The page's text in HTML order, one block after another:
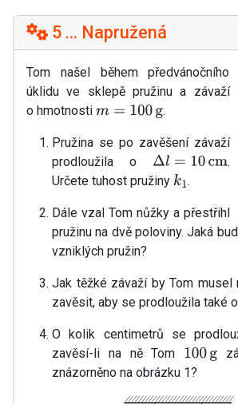
5 ... Napružená
Tom našel během předvánočního
úklidu ve sklepě pružinu a závaží
o hmotnosti m= 100g .
Pružina se po zavěšení závaží
prodloužila o Δl= 10 cm
.
Určete tuhost pružiny k1 .
Dále vzal Tom nůžky a přestřihl
pružinu na dvě poloviny. Jaká
vzniklých pružin?
Jak těžké závaží by Tom musel
zavěsit, aby se prodloužila také o
O kolik centimetrů se
zavěsí-li na ně Tom 100g
znázorněno na obrázku 1?